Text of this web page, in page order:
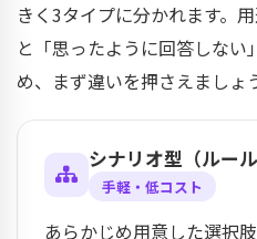
きく3タイプに分かれます。
と「思ったように回答しな
め、まず違いを押さえましょ
シナリオ型（ルール
手軽・低コスト
あらかじめ用意した選択